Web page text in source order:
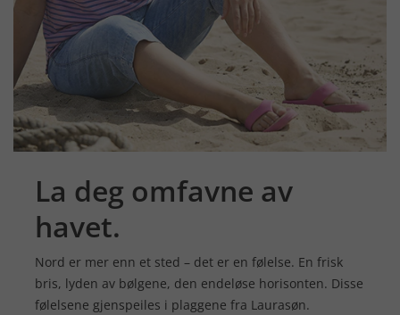
La deg omfavne av
havet.
Nord er mer enn et sted – det er en følelse. En frisk
bris, lyden av bølgene, den endeløse horisonten. Disse
følelsene gjenspeiles i plaggene fra Laurasøn.